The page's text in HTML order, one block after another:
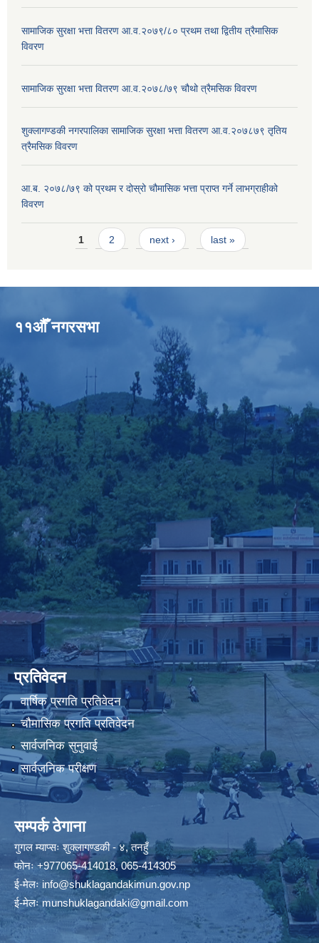
सामाजिक सुरक्षा भत्ता वितरण आ.व.२०७९/८० प्रथम तथा द्वितीय त्रैमासिक
विवरण
सामाजिक सुरक्षा भत्ता वितरण आ.व.२०७८/७९ चौथो त्रैमसिक विवरण
शुक्लागण्डकी नगरपालिका सामाजिक सुरक्षा भत्ता वितरण आ.व.२०७८७९ तृतिय
त्रैमसिक विवरण
आ.ब. २०७८/७९ को प्रथम र दोस्रो चौमासिक भत्ता प्राप्त गर्ने लाभग्राहीको
विवरण
Pages1 2 next › last »
११औँ नगरसभा
प्रतिवेदन
वार्षिक प्रगति प्रतिवेदन
चौमासिक प्रगति प्रतिवेदन
सार्वजनिक सुनुवाई
सार्वजनिक परीक्षण
सम्पर्क ठेगाना
गुगल म्याप्सःशुक्लागण्डकी - ४, तनहुँ
फोनः+977065-414018,065-414305
ई-मेलः info@shuklagandakimun.gov.np
ई-मेलःmunshuklagandaki@gmail.com